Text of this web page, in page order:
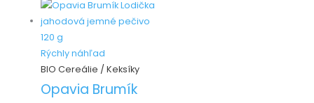
Rýchly náhľad
BIO Cereálie / Keksíky
Opavia Brumík